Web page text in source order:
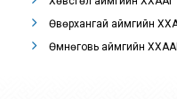
Өвөрхангай аймгийн
Өмнөговь аймгийн